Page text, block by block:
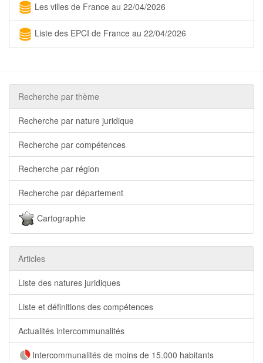
Les villes de France au 22/04/2026
Liste des EPCI de France au 22/04/2026
Recherche par thème
Recherche par nature juridique
Recherche par compétences
Recherche par région
Recherche par département
Cartographie
Articles
Liste des natures juridiques
Liste et définitions des compétences
Actualités intercommunalités
Intercommunalités de moins de 15.000 habitants